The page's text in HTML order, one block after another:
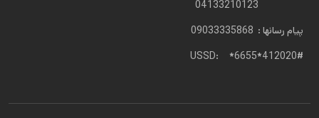
پیام رسانها : 09033335868
USSD: *6655*412020#